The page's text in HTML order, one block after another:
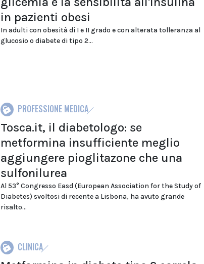
in pazienti obesi
In adulti con obesità di I e II grado e con alterata tolleranza al
glucosio o diabete di tipo 2...
PROFESSIONE MEDICA
Tosca.it, il diabetologo: se
metformina insufficiente meglio
aggiungere pioglitazone che una
sulfonilurea
Al 53° Congresso Easd (European Association for the Study of
Diabetes) svoltosi di recente a Lisbona, ha avuto grande
risalto...
CLINICA